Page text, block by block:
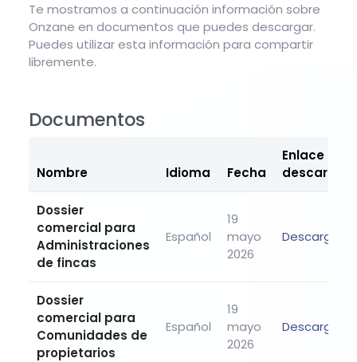
Te mostramos a continuación información sobre
Onzane en documentos que puedes descargar.
Puedes utilizar esta información para compartir
libremente.
Documentos
Nombre Idioma Fecha
Enlace de
descarga
Dossier
comercial para
Administraciones
de fincas
Español
19
mayo
2026
Descargar
Dossier
comercial para
Comunidades de
propietarios
Español
19
mayo
2026
Descargar